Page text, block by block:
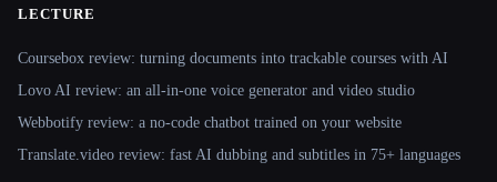
LECTURE
Coursebox review: turning documents into trackable courses with AI
Lovo AI review: an all-in-one voice generator and video studio
Webbotify review: a no-code chatbot trained on your website
Translate.video review: fast AI dubbing and subtitles in 75+ languages